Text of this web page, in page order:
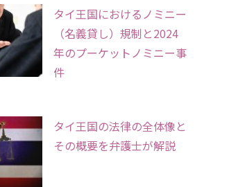
タイ王国におけるノミニー
（名義貸し）規制と2024
年のプーケットノミニー事
件
タイ王国の法律の全体像と
その概要を弁護士が解説